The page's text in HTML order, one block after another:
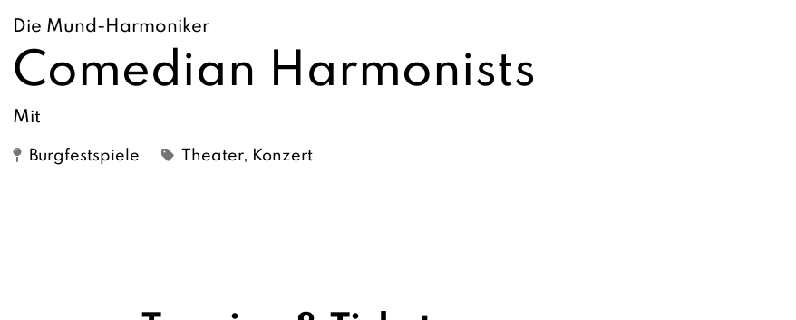
Die Mund-Harmoniker
Comedian Harmonists
Mit
Burgfestspiele Theater, Konzert